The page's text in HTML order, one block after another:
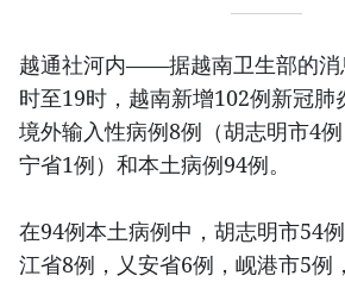
越通社河内——据越南卫生部的消
时至19时，越南新增102例新冠肺
境外输入性病例8例（胡志明市4
宁省1例）和本土病例94例。
在94例本土病例中，胡志明市54
江省8例，乂安省6例，岘港市5例